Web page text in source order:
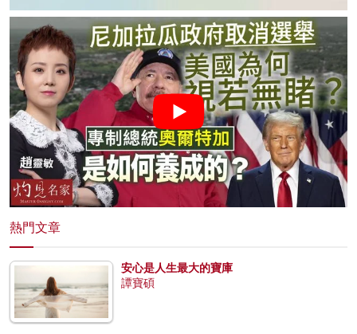
熱門文章
安心是人生最大的寶庫
譚寶碩